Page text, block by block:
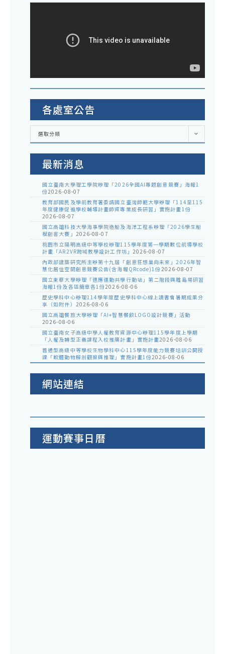
各處室公告
各
室
選取分類
最新消息
國立臺南大學理工學院辦理「2026全國AI專題創意競賽」海報1
份2026-08-07
教育部國民及學前教育署委請國立臺灣師範大學辦理「114至115
年度健康促進學校輔導計畫師資專業成長研習」實施計畫1份
2026-08-07
國立高雄科技大學海事學院造船及海洋工程系辦理「2026學生船
模創客大賽」 2026-08-07
桃園市立陽明高級中等學校辦理115學年度第一學期數位前導學校
計畫「AR2VR跨域教學設計工作坊」 2026-08-07
內政部建築研究所主辦第十九屆「創意狂想巢向未來」2026年智
慧化居住空間創意競賽公告(含海報QRcode)1份2026-08-07
國立東華大學辦理「適應運動共學行動站」第二階段與離島場研習
海報1份及各區簡章各1份2026-08-06
歷史學科中心辦理114學年度歷史學科中心線上讀書會暑期成果分
享（如附件） 2026-08-06
國立高雄餐旅大學辦理「AI+智慧餐飲LOGO設計競賽」活動
2026-08-06
國立臺南女子高級中學人權教育資源中心辦理115學年度上學期
「人權及轉型正義課程入校推廣計畫」實施計畫2026-08-06
普通型高級中等學校生物學科中心115學年度能力競賽培訓公開授
課「軟體動物解剖觀察與推理」實施計畫1份2026-08-06
網站連結
運動賽事日曆